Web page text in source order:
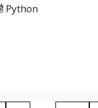
है Python